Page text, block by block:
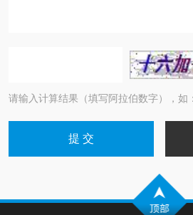
请输入计算结果（填写阿拉伯数字），如